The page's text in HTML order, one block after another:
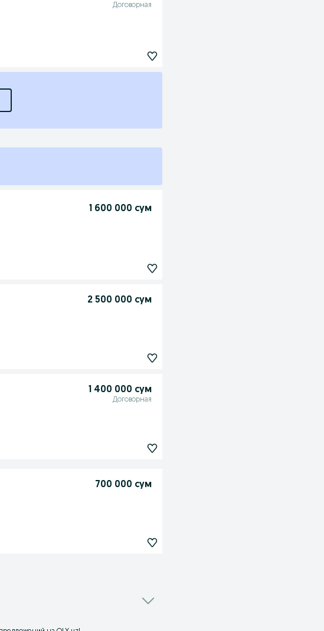
Договорная
1 600 000 сум
2 500 000 сум
1 400 000 сум
Договорная
700 000 сум